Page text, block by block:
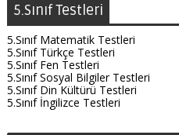
5.Sınıf Testleri
5.Sınıf Matematik Testleri
5.Sınıf Türkçe Testleri
5.Sınıf Fen Testleri
5.Sınıf Sosyal Bilgiler Testleri
5.Sınıf Din Kültürü Testleri
5.Sınıf İngilizce Testleri